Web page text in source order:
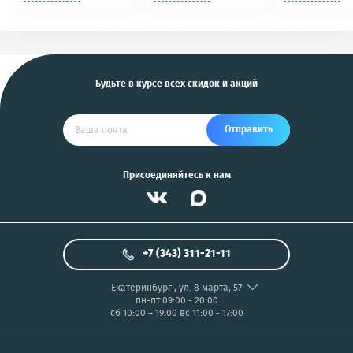
Будьте в курсе всех скидок и акций
Отправить
Присоединяйтесь к нам
+7 (343) 311-21-11
Екатеринбург, ул. 8 марта, 57
пн-пт 09:00 - 20:00
сб 10:00 – 19:00 вс 11:00 - 17:00